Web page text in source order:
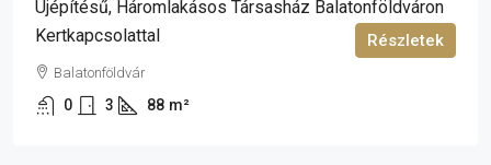
Újépítésű, Háromlakásos Társasház Balatonföldváron
Kertkapcsolattal
Balatonföldvár
0 3 88 m²
Részletek